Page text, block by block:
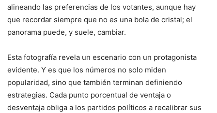
alineando las preferencias de los votantes, aunque hay
que recordar siempre que no es una bola de cristal; el
panorama puede, y suele, cambiar.
Esta fotografía revela un escenario con un protagonista
evidente. Y es que los números no solo miden
popularidad, sino que también terminan definiendo
estrategias. Cada punto porcentual de ventaja o
desventaja obliga a los partidos políticos a recalibrar sus